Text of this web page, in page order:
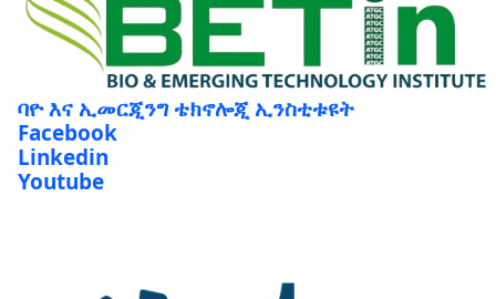
ባዮ እና ኢመርጂንግ ቴክኖሎጂ ኢንስቲቱዩት
Facebook
Linkedin
Youtube